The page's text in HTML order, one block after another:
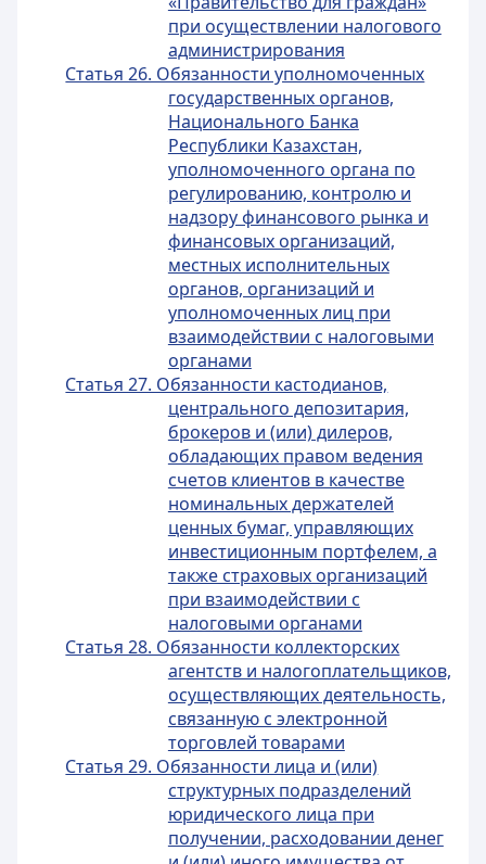
при осуществлении налогового
администрирования
Статья 26. Обязанности уполномоченных
государственных органов,
Национального Банка
Республики Казахстан,
уполномоченного органа по
регулированию, контролю и
надзору финансового рынка и
финансовых организаций,
местных исполнительных
органов, организаций и
уполномоченных лиц при
взаимодействии с налоговыми
органами
Статья 27. Обязанности кастодианов,
центрального депозитария,
брокеров и (или) дилеров,
обладающих правом ведения
счетов клиентов в качестве
номинальных держателей
ценных бумаг, управляющих
инвестиционным портфелем, а
также страховых организаций
при взаимодействии с
налоговыми органами
Статья 28. Обязанности коллекторских
агентств и налогоплательщиков,
осуществляющих деятельность,
связанную с электронной
торговлей товарами
Статья 29. Обязанности лица и (или)
структурных подразделений
юридического лица при
получении, расходовании денег